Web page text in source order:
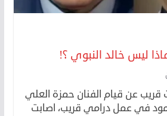
ليس خالد النبوي ؟!
عن قيام الفنان حمزة العلي
في عمل درامي قريب، اصابت